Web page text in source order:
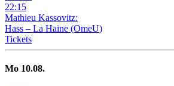
22:15
Mathieu Kassovitz:
Hass – La Haine (OmeU)
Tickets
Mo 10.08.